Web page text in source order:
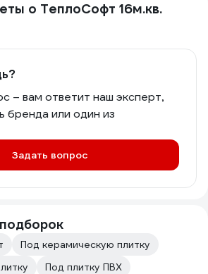
о ТеплоСофт 16м.кв.
– вам ответит наш эксперт,
бренда или один из
Задать вопрос
Под керамическую плитку
Под плитку ПВХ